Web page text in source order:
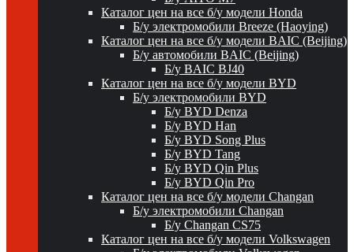
Каталог цен на все б/у модели Honda
Б/у электромобили Breeze (Haoying)
Каталог цен на все б/у модели BAIC (Beijing)
Б/у автомобили BAIC (Beijing)
Б/у BAIC BJ40
Каталог цен на все б/у модели BYD
Б/у электромобили BYD
Б/у BYD Denza
Б/у BYD Han
Б/у BYD Song Plus
Б/у BYD Tang
Б/у BYD Qin Plus
Б/у BYD Qin Pro
Каталог цен на все б/у модели Changan
Б/у электромобили Changan
Б/у Changan CS75
Каталог цен на все б/у модели Volkswagen